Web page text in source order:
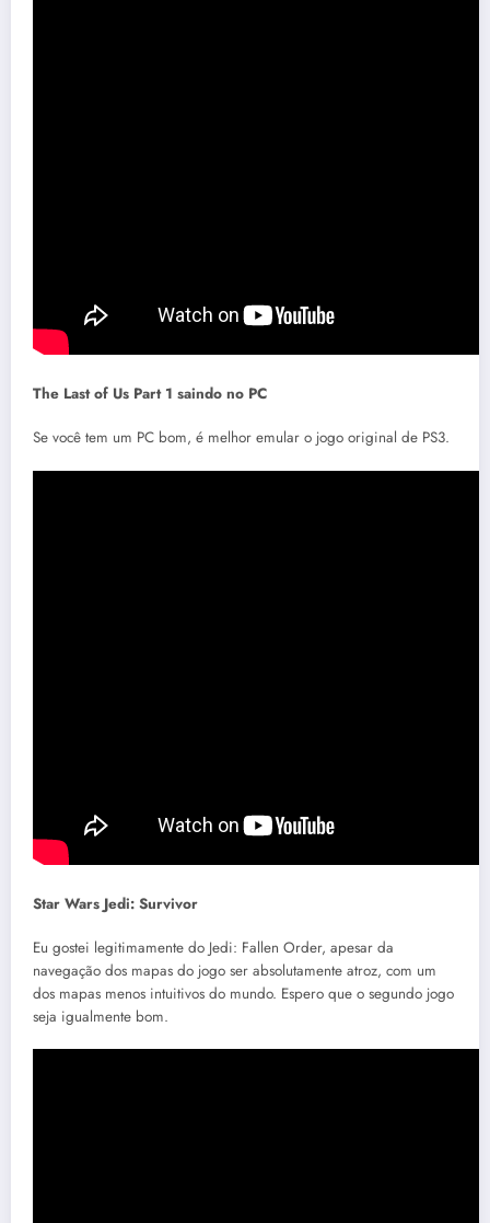
The Last of Us Part 1 saindo no PC
Se você tem um PC bom, é melhor emular o jogo original de PS3.
Star Wars Jedi: Survivor
Eu gostei legitimamente do Jedi: Fallen Order, apesar da
navegação dos mapas do jogo ser absolutamente atroz, com um
dos mapas menos intuitivos do mundo. Espero que o segundo jogo
seja igualmente bom.